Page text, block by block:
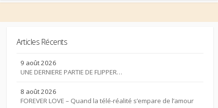
Articles Récents
9 août 2026
UNE DERNIERE PARTIE DE FLIPPER…
8 août 2026
FOREVER LOVE – Quand la télé-réalité s’empare de l’amour